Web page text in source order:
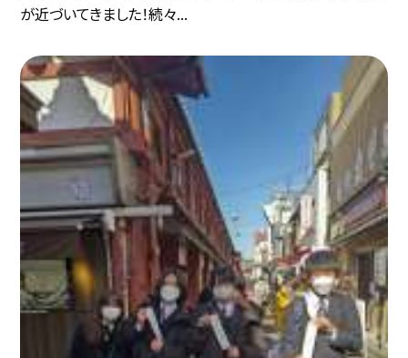
が近づいてきました！続々...